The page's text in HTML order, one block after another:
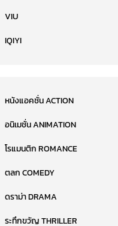
VIU
IQIYI
หนังแอคชั่น ACTION
อนิเมชั่น ANIMATION
โรแมนติก ROMANCE
ตลก COMEDY
ดราม่า DRAMA
ระทึกขวัญ THRILLER